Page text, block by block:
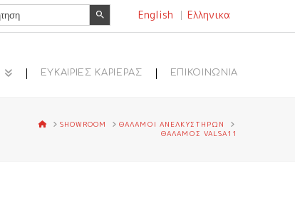
Search Button
English Ελληνικα
ΕΥΚΑΙΡΙΕΣ ΚΑΡΙΕΡΑΣ ΕΠΙΚΟΙΝΩΝΙΑ
HOMESHOWROOM
ΘΑΛΑΜΟΙ ΑΝΕΛΚΥΣΤΗΡΩΝ
ΘΑΛΑΜΟΣ VALSA11